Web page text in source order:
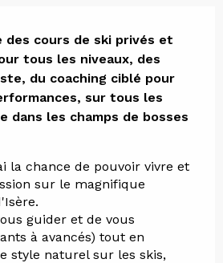
des cours de ski privés et
tous les niveaux, des
du coaching ciblé pour
sur tous les
dans les champs de bosses
la chance de pouvoir vivre et
sur le magnifique
guider et de vous
à avancés) tout en
style naturel sur les skis,